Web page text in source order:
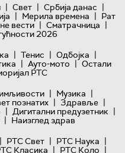
| Свет | Србија данас |
| Мерила времена | Рат
вести | Сматрачница |
2026
| Тенис | Одбојка |
| Ауто-мото | Остали
РТС
| Музика |
познатих | Здравље |
| Дигитални предузетник |
| Наизглед здрав
| РТС Свет | РТС Наука |
Класика | РТС Коло |